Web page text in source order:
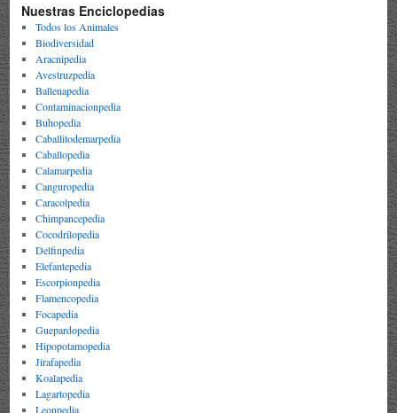
Nuestras Enciclopedias
Todos los Animales
Biodiversidad
Aracnipedia
Avestruzpedia
Ballenapedia
Contaminacionpedia
Buhopedia
Caballitodemarpedia
Caballopedia
Calamarpedia
Canguropedia
Caracolpedia
Chimpancepedia
Cocodrilopedia
Delfinpedia
Elefantepedia
Escorpionpedia
Flamencopedia
Focapedia
Guepardopedia
Hipopotamopedia
Jirafapedia
Koalapedia
Lagartopedia
Leonpedia